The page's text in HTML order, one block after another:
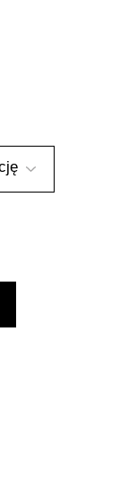
Panterkę